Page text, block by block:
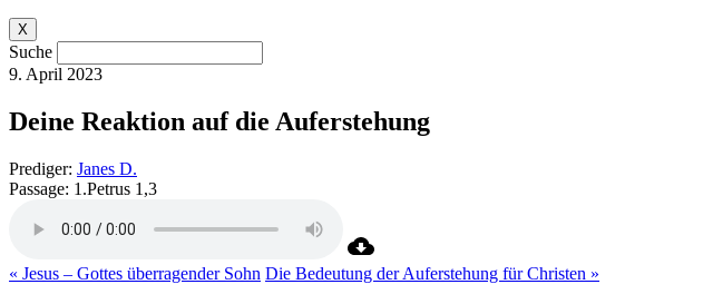
X
Suche
9. April 2023
Deine Reaktion auf die Auferstehung
Prediger: Janes D.
Passage: 1.Petrus 1,3
« Jesus – Gottes überragender Sohn Die Bedeutung der Auferstehung für Christen »